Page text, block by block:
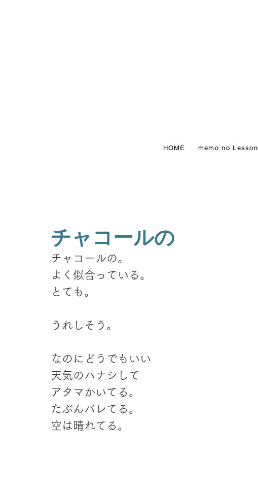
HOME memo no Lesson
チャコールの
チャコールの。
よく似合っている。
とても。
うれしそう。
なのにどうでもいい
天気のハナシして
アタマかいてる。
たぶんバレてる。
空は晴れてる。